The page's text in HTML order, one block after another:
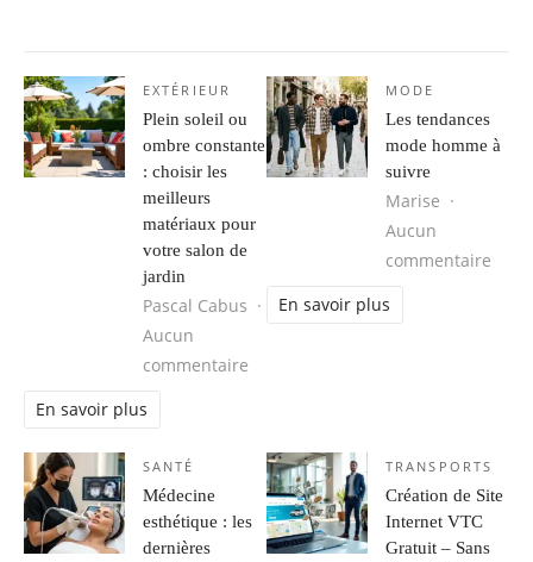
EXTÉRIEUR
Plein soleil ou
ombre constante
: choisir les
meilleurs
matériaux pour
votre salon de
jardin
Pascal Cabus
Aucun
commentaire
En savoir plus
MODE
Les tendances
mode homme à
suivre
Marise
Aucun
commentaire
En savoir plus
SANTÉ
Médecine
esthétique : les
dernières
TRANSPORTS
Création de Site
Internet VTC
Gratuit – Sans